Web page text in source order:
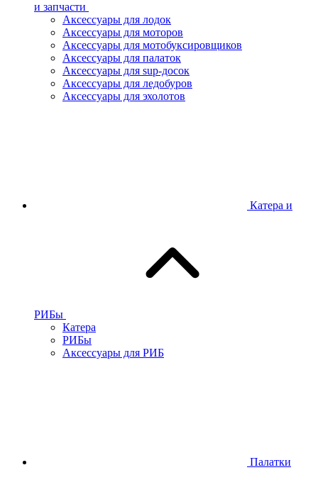
и запчасти
Аксессуары для лодок
Аксессуары для моторов
Аксессуары для мотобуксировщиков
Аксессуары для палаток
Аксессуары для sup-досок
Аксессуары для ледобуров
Аксессуары для эхолотов
Катера и
РИБы
Катера
РИБы
Аксессуары для РИБ
Палатки